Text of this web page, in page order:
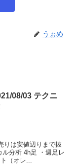
うぉめ
08/03 テクニ
りは安値辺りまで抜
分析 4h足 ・週足レ
（オレ...